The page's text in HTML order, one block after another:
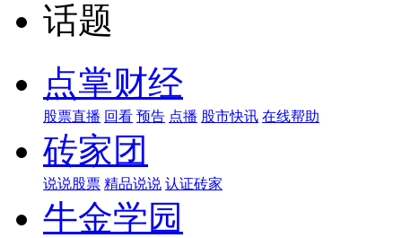
话题
点掌财经
股票直播 回看 预告 点播 股市快讯 在线帮助
砖家团
说说股票 精品说说 认证砖家
牛金学园